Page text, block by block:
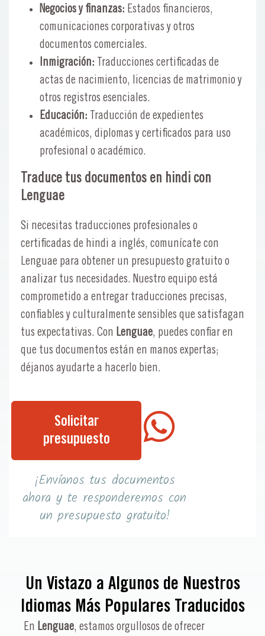
Negocios y finanzas: Estados financieros,
comunicaciones corporativas y otros
documentos comerciales.
Inmigración:
Traducciones certificadas de
actas de nacimiento, licencias de matrimonio y
otros registros esenciales.
Educación:
Traducción de expedientes
académicos, diplomas y certificados para uso
profesional o académico.
Traduce tus documentos en hindi con
Lenguae
Si necesitas traducciones profesionales o
certificadas de hindi a inglés, comunícate con
Lenguae para obtener un presupuesto gratuito o
analizar tus necesidades. Nuestro equipo está
comprometido a entregar traducciones precisas,
confiables y culturalmente sensibles que satisfagan
tus expectativas. Con Lenguae, puedes confiar en
que tus documentos están en manos expertas;
déjanos ayudarte a hacerlo bien.
Solicitar
presupuesto
¡Envíanos tus documentos
ahora y te responderemos con
un presupuesto gratuito!
Un Vistazo a Algunos de Nuestros
Idiomas Más Populares Traducidos
En Lenguae, estamos orgullosos de ofrecer